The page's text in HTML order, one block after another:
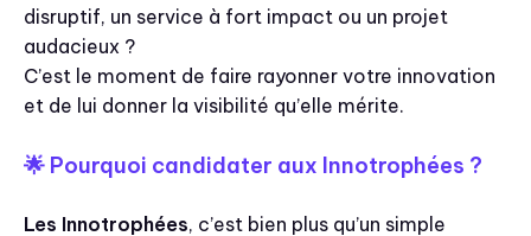
disruptif, un service à fort impact ou un projet
audacieux ?
C’est le moment de faire rayonner votre innovation
et de lui donner la visibilité qu’elle mérite.
🌟 Pourquoi candidater aux Innotrophées ?
Les Innotrophées, c’est bien plus qu’un simple